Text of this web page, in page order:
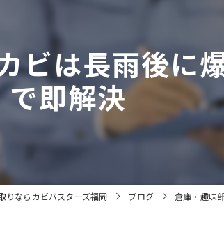
ビは長雨後に
で即解決
りならカビバスターズ福岡 ブログ 倉庫・趣味